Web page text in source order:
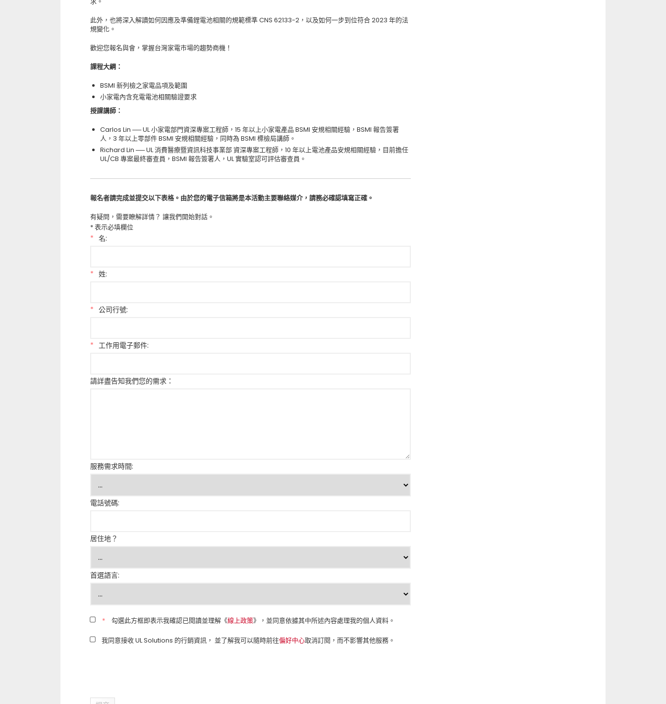
此外，也將深入解讀如何因應及準備鋰電池相關的規範標準 CNS 62133-2，以及如何一步到位符合 2023 年的法
規變化。
歡迎您報名與會，掌握台灣家電市場的趨勢商機！
課程大綱：
BSMI 新列檢之家電品項及範圍
小家電內含充電電池相關驗證要求
授課講師：
Carlos Lin ── UL 小家電部門資深專案工程師，15 年以上小家電產品 BSMI 安規相關經驗，BSMI 報告簽署
人，3 年以上零部件 BSMI 安規相關經驗，同時為 BSMI 標檢局講師。
Richard Lin ── UL 消費醫療暨資訊科技事業部 資深專案工程師，10 年以上電池產品安規相關經驗，目前擔任
UL/CB 專案最終審查員，BSMI 報告簽署人，UL 實驗室認可評估審查員。
報名者請完成並提交以下表格。由於您的電子信箱將是本活動主要聯絡媒介，請務必確認填寫正確。
有疑問，需要瞭解詳情？ 讓我們開始對話。
* 表示必填欄位
* 名:
* 姓:
* 公司行號:
* 工作用電子郵件:
請詳盡告知我們您的需求：
服務需求時間:
電話號碼:
居住地？
首選語言:
* 勾選此方框即表示我確認已閱讀並理解《線上政策》，並同意依據其中所述內容處理我的個人資料。
我同意接收 UL Solutions 的行銷資訊， 並了解我可以隨時前往偏好中心取消訂閱，而不影響其他服務。